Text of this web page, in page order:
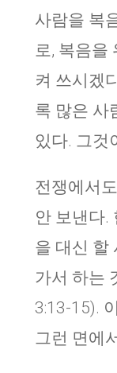
사람을 복
로, 복음을
켜 쓰시겠
록 많은 사
있다. 그것
전쟁에서
안 보낸다.
을 대신 할
가서 하는
3:13-15).
그런 면에